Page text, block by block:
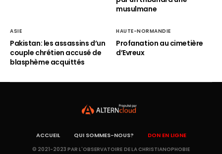
musulmane
ASIE
Pakistan: les assassins d’un
couple chrétien accusé de
blasphème acquittés
HAUTE-NORMANDIE
Profanation au cimetière
d’Evreux
ACCUEIL QUI SOMMES-NOUS? DON EN LIGNE
© 2021-2023 PAR L'OBSERVATOIRE DE LA CHRISTIANOPHOBIE